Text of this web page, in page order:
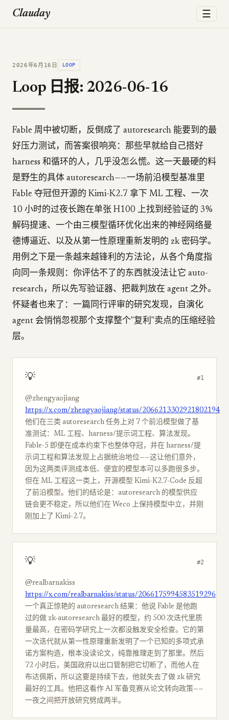
Clauday ☰
2026年6月16日 LOOP
Loop 日报: 2026-06-16
Fable 周中被切断，反倒成了 autoresearch 能要到的最
好压力测试，而答案很响亮：那些早就给自己搭好
harness 和循环的人，几乎没怎么慌。这一天最硬的料
是野生的具体 autoresearch——一场前沿模型基准里
Fable 夺冠但开源的 Kimi-K2.7 拿下 ML 工程、一次
10 小时的过夜长跑在单张 H100 上找到经验证的 3%
解码提速、一个由三模型循环优化出来的神经网络曼
德博逼近、以及从第一性原理重新发明的 zk 密码学。
用例之下是一条越来越锋利的方法论，从各个角度指
向同一条规则：你评估不了的东西就没法让它 auto-
research，所以先写验证器、把裁判放在 agent 之外。
怀疑者也来了：一篇同行评审的研究发现，自演化
agent 会悄悄忽视那个支撑整个"复利"卖点的压缩经验
层。
💡 #1
@zhengyaojiang
https://x.com/zhengyaojiang/status/2066213302921802194
他们在三类 autoresearch 任务上对 7 个前沿模型做了基
准测试：ML 工程、harness/提示词工程、算法发现。
Fable-5 即便在成本约束下也整体夺冠，并在 harness/提
示词工程和算法发现上占据统治地位——这让他们意外，
因为这两类评测成本低、便宜的模型本可以多跑很多步。
但在 ML 工程这一类上，开源模型 Kimi-K2.7-Code 反超
了前沿模型。他们的结论是：autoresearch 的模型供应
链会更不稳定，所以他们在 Weco 上保持模型中立，并刚
刚加上了 Kimi-2.7。
💡 #2
@realbarnakiss
https://x.com/realbarnakiss/status/2066175994583519296
一个真正惊艳的 autoresearch 结果：他说 Fable 是他跑
过的做 zk-autoresearch 最好的模型，约 500 次迭代里质
量最高，在密码学研究上一次都没触发安全检查。它的第
一次迭代就从第一性原理重新发明了一个已知的多项式承
诺方案构造，根本没读论文，纯靠推理走到了那里。然后
72 小时后，美国政府以出口管制把它切断了，而他人在
布达佩斯，所以这要是持续下去，他就失去了做 zk 研究
最好的工具。他把这看作 AI 军备竞赛从论文转向政策——
一夜之间把开放研究劈成两半。